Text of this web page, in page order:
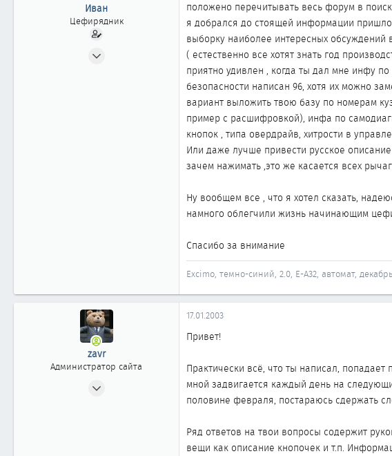
Иван
Цефирядник
положено перечитывать весь форум в
я добрался до стоящей информации
выборку наиболее интересных
( естественно все хотят знать год
приятно удивлен , когда ты дал мне инфу
безопасности написан 96, хотя их можно
вариант выложить твою базу по номерам
пример с расшифровкой), инфа по
кнопок , типа овердрайв, хитрости в
Или даже лучше привести русское
зачем нажимать ,это же касается всех
Ну вообщем все , что я хотел сказать,
намного облегчили жизнь начинающим
Спасибо за внимание
Excimo, темно-синий, 2.0, E-A32, автомат,
zavr
Администратор сайта
17.01.2003
Привет!
Практически всё, что ты написал,
мной задвигается каждый день на
половине февраля, постараюсь сдержать
Ряд ответов на твои вопросы содержит
вещи как описание кнопочек и т.п.